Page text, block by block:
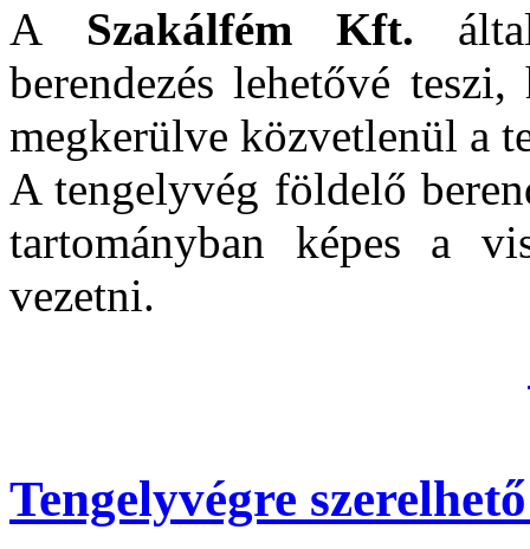
A Szakálfém Kft.
berendezés lehetővé
megkerülve közvetlenül a
A tengelyvég földelő
tartományban képes a
vezetni.
Tengelyvégre